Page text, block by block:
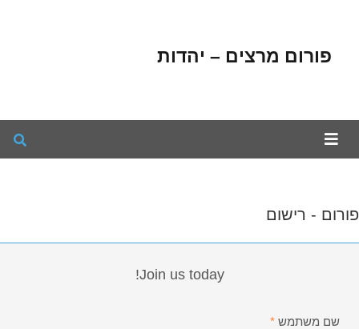
פורום מרצים – יהדות
פורום - רישום
Join us today!
שם משתמש*